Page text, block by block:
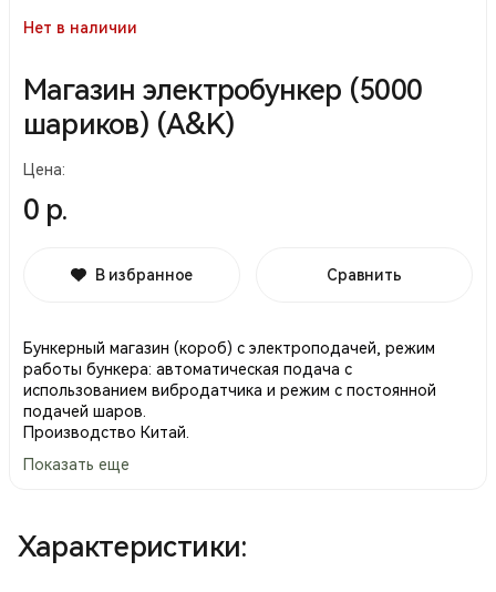
Нет в наличии
Магазин электробункер (5000
шариков) (A&K)
Цена:
0 р.
В избранное Сравнить
Бункерный магазин (короб) с электроподачей, режим
работы бункера: автоматическая подача с
использованием вибродатчика и режим с постоянной
подачей шаров.
Производство Китай.
Показать еще
Характеристики: